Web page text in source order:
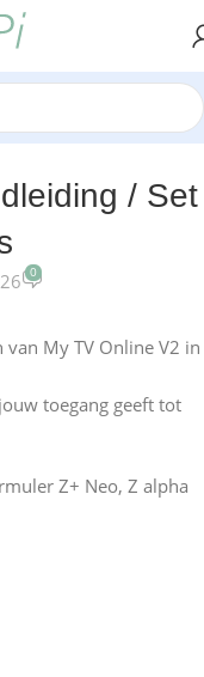
/ Set
0
My TV Online V2 in
toegang geeft tot
Z+ Neo, Z alpha